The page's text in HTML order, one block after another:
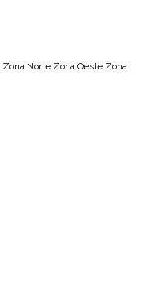
Zona Norte Zona Oeste Zona